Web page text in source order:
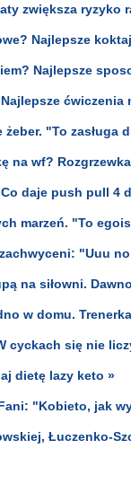
zwiększa ryzyko
Najlepsze
Najlepsze
ćwiczenia
"To zasługa
na wf?
daje push pull 4
marzeń. "To
"Uuu
na siłowni.
w domu.
cyckach się nie
dietę lazy keto »
"Kobieto, jak
Łuczenko-